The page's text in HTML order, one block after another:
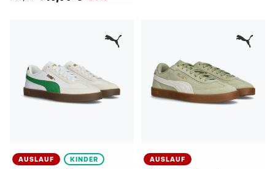
AUSLAUF KINDER AUSLAUF